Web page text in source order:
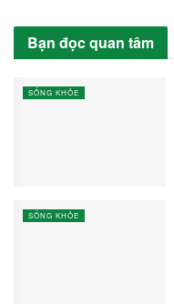
Bạn đọc quan tâm
SỐNG KHỎE
SỐNG KHỎE